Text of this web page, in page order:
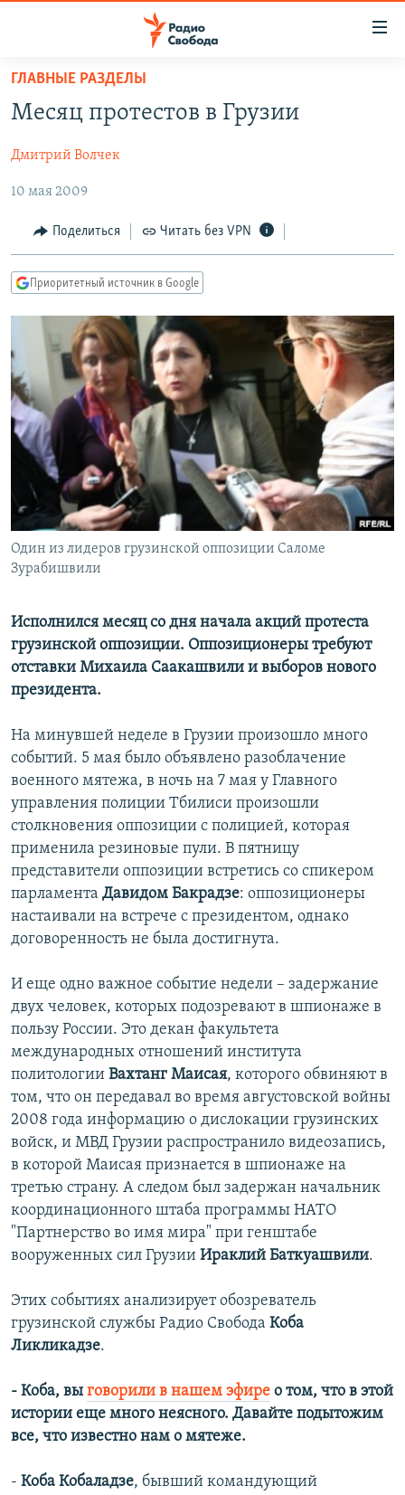
упрощенного
доступа
содержанию
Вернутся
главной
навигации
Вернутся
поиску
ПОДКАСТЫ
АВТОРСКИЕ ПРОЕКТЫ
ЦИТАТЫ СВОБОДЫ
МНЕНИЯ
КУЛЬТУРА
IDEL.РЕАЛИИ
КАВКАЗ.РЕАЛИИ
СЕВЕР.РЕАЛИИ
СИБИРЬ.РЕАЛИИ
РАСПИСАНИЕ ВЕЩАНИЯ
ПОДПИШИТЕСЬ НА РАССЫЛКУ
СОЦИАЛЬНЫЕ СЕТИ
Все сайты РСЕ/РС
ГЛАВНЫЕ РАЗДЕЛЫ
Месяц протестов в Грузии
Дмитрий Волчек
10 мая 2009
Поделиться Читать без VPN
Приоритетный источник в Google
Один из лидеров грузинской оппозиции Саломе
Зурабишвили
Исполнился месяц со дня начала акций протеста
грузинской оппозиции. Оппозиционеры требуют
отставки Михаила Саакашвили и выборов нового
президента.
На минувшей неделе в Грузии произошло много
событий. 5 мая было объявлено разоблачение
военного мятежа, в ночь на 7 мая у Главного
управления полиции Тбилиси произошли
столкновения оппозиции с полицией, которая
применила резиновые пули. В пятницу
представители оппозиции встретись со спикером
парламента Давидом Бакрадзе: оппозиционеры
настаивали на встрече с президентом, однако
договоренность не была достигнута.
И еще одно важное событие недели – задержание
двух человек, которых подозревают в шпионаже в
пользу России. Это декан факультета
международных отношений института
политологии Вахтанг Маисая, которого обвиняют в
том, что он передавал во время августовской войны
2008 года информацию о дислокации грузинских
войск, и МВД Грузии распространило видеозапись,
в которой Маисая признается в шпионаже на
третью страну. А следом был задержан начальник
координационного штаба программы НАТО
"Партнерство во имя мира" при генштабе
вооруженных сил Грузии Ираклий Баткуашвили.
Этих событиях анализирует обозреватель
грузинской службы Радио Свобода Коба
Ликликадзе.
- Коба, вы говорили в нашем эфире о том, что в этой
истории еще много неясного. Давайте подытожим
все, что известно нам о мятеже.
- Коба Кобаладзе, бывший командующий